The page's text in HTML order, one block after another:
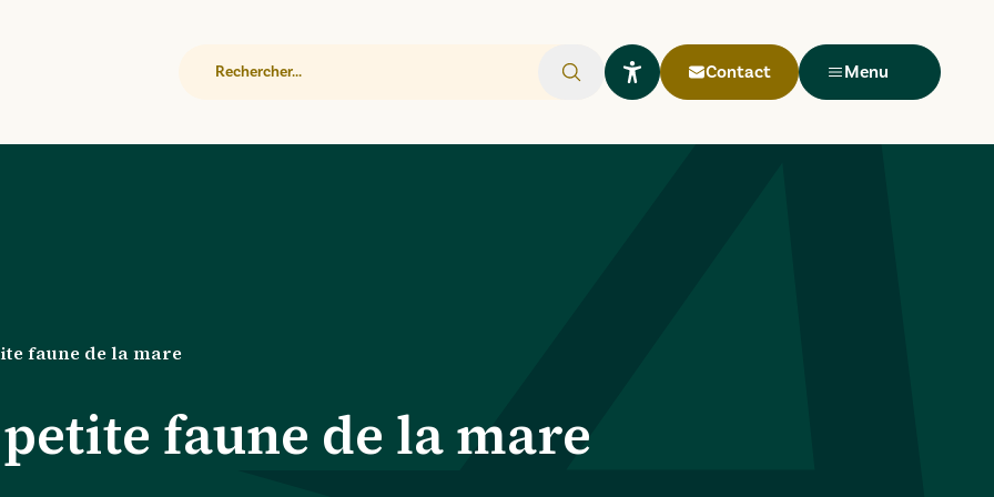
Rechercher
Ouvrir le widget Lisio
Contact Menu
faune de la mare
faune de la mare